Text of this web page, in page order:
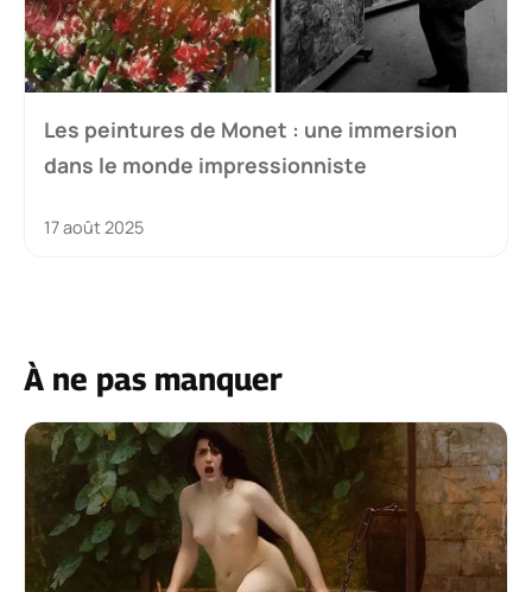
Les peintures de Monet : une immersion
dans le monde impressionniste
17 août 2025
À ne pas manquer